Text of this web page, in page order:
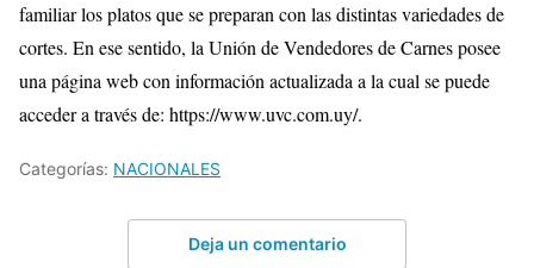
familiar los platos que se preparan con las distintas variedades de
cortes. En ese sentido, la Unión de Vendedores de Carnes posee
una página web con información actualizada a la cual se puede
acceder a través de: https://www.uvc.com.uy/.
Categorías: NACIONALES
Deja un comentario